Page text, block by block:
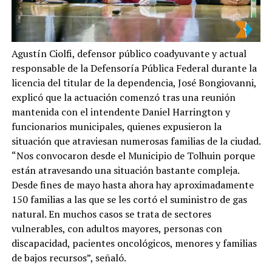
Agustín Ciolfi, defensor público coadyuvante y actual
responsable de la Defensoría Pública Federal durante la
licencia del titular de la dependencia, José Bongiovanni,
explicó que la actuación comenzó tras una reunión
mantenida con el intendente Daniel Harrington y
funcionarios municipales, quienes expusieron la
situación que atraviesan numerosas familias de la ciudad.
“Nos convocaron desde el Municipio de Tolhuin porque
están atravesando una situación bastante compleja.
Desde fines de mayo hasta ahora hay aproximadamente
150 familias a las que se les cortó el suministro de gas
natural. En muchos casos se trata de sectores
vulnerables, con adultos mayores, personas con
discapacidad, pacientes oncológicos, menores y familias
de bajos recursos”, señaló.